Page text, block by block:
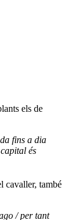
els de
fins a dia
és
cavaller, també
/ per tant